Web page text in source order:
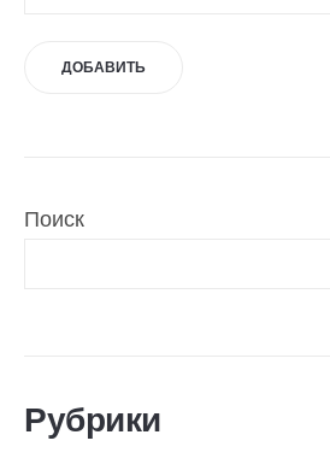
Поиск
Рубрики